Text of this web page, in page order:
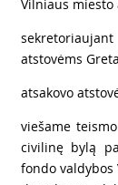
Vilniaus miesto
atstovėms
atsakovo
viešame
civilinę bylą
fondo valdybos